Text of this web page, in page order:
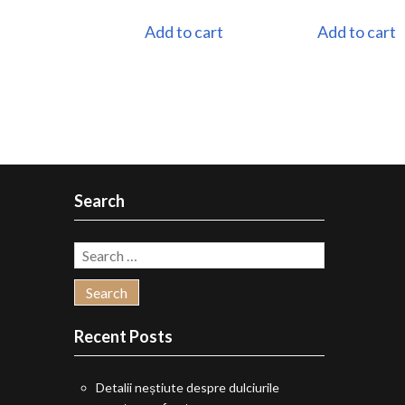
Add to cart Add to cart
Search
Search
for:
Recent Posts
Detalii neștiute despre dulciurile